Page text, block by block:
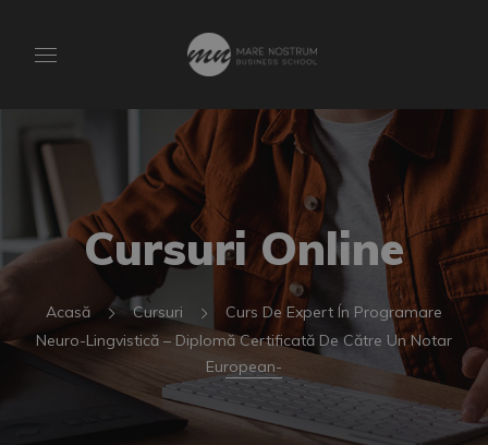
Cursuri Online
Acasă Cursuri
Curs De Expert Ín Programare
Neuro-Lingvistică – Diplomă Certificată De Către Un Notar
European-